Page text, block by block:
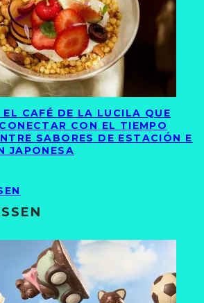
CAFÉ DE LA LUCILA QUE
CON EL TIEMPO
SABORES DE ESTACIÓN E
JAPONESA